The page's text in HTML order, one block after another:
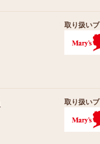
取り扱い
取り扱い